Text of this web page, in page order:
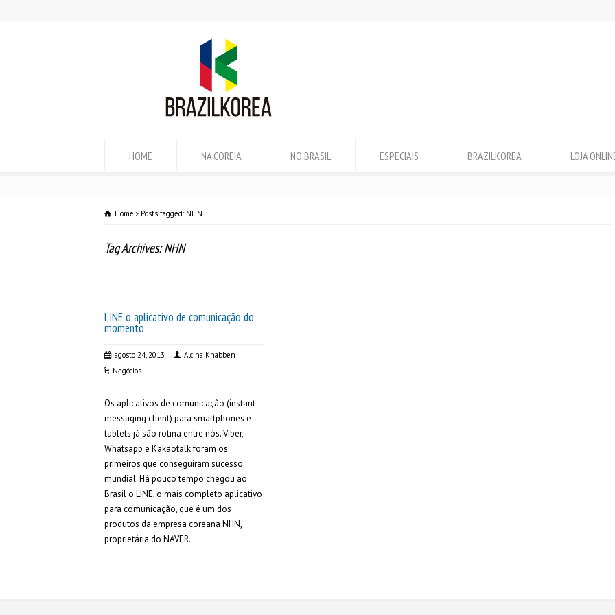
HOME NA COREIA NO BRASIL ESPECIAIS BRAZILKOREA LOJA
Home Posts tagged: NHN
Tag Archives: NHN
LINE o aplicativo de comunicação do
momento
agosto 24, 2013
Alcina Knabben
Negócios
Os aplicativos de comunicação (instant
messaging client) para smartphones e
tablets já são rotina entre nós. Viber,
Whatsapp e Kakaotalk foram os
primeiros que conseguiram sucesso
mundial. Há pouco tempo chegou ao
Brasil o LINE, o mais completo aplicativo
para comunicação, que é um dos
produtos da empresa coreana NHN,
proprietária do NAVER.